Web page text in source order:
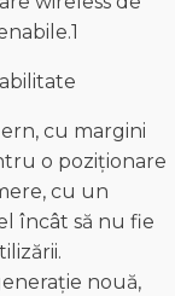
cu margini
o poziționare
cu un
încât să nu fie
nouă,